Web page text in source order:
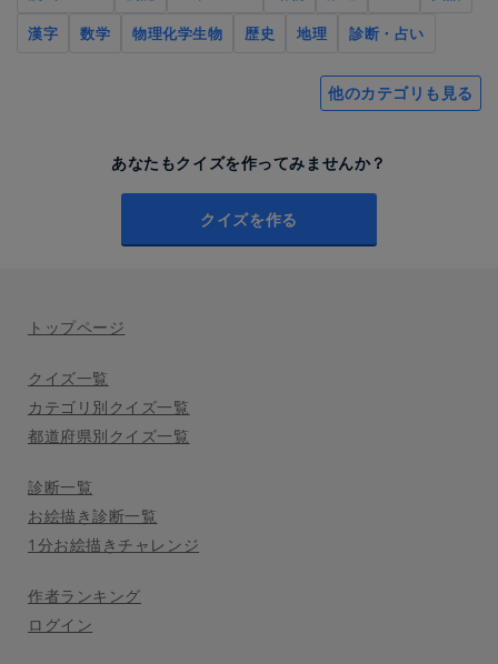
漢字
数学 物理化学生物 歴史 地理 診断・占い
他のカテゴリも見る
あなたもクイズを作ってみませんか？
クイズを作る
トップページ
クイズ一覧
カテゴリ別クイズ一覧
都道府県別クイズ一覧
診断一覧
お絵描き診断一覧
1分お絵描きチャレンジ
作者ランキング
ログイン